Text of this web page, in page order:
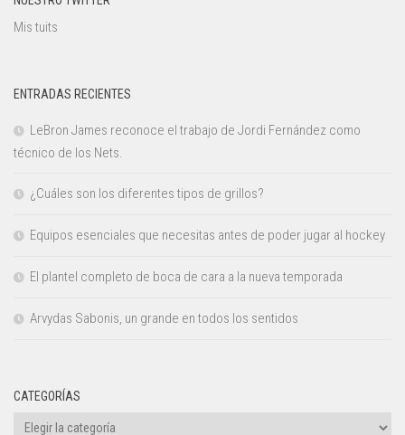
Mis tuits
ENTRADAS RECIENTES
LeBron James reconoce el trabajo de Jordi Fernández como
técnico de los Nets.
¿Cuáles son los diferentes tipos de grillos?
Equipos esenciales que necesitas antes de poder jugar al hockey
El plantel completo de boca de cara a la nueva temporada
Arvydas Sabonis, un grande en todos los sentidos
CATEGORÍAS
Categorías